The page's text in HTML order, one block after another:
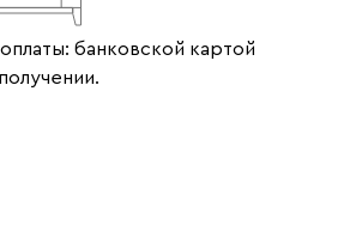
банковской картой